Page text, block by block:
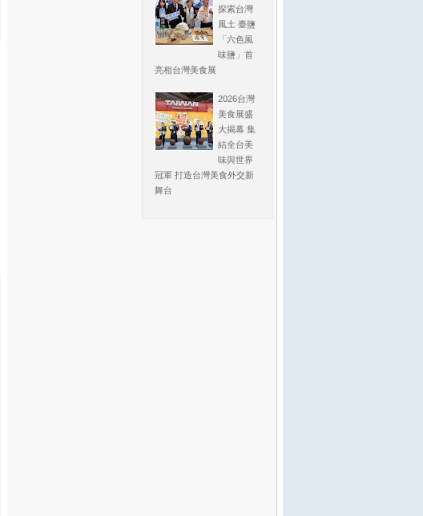
探索台灣
風土 臺鹽
「六色風
味鹽」首
亮相台灣美食展
2026台灣
美食展盛
大揭幕 集
結全台美
味與世界
冠軍 打造台灣美食外交新
舞台